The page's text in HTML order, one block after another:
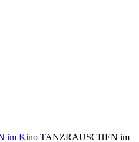
im Kino TANZRAUSCHEN im